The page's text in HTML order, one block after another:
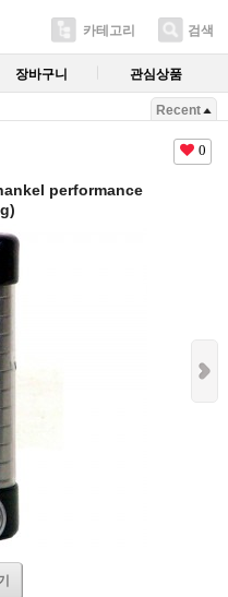
카테고리 검색
장바구니 관심상품
Recent
0
performance